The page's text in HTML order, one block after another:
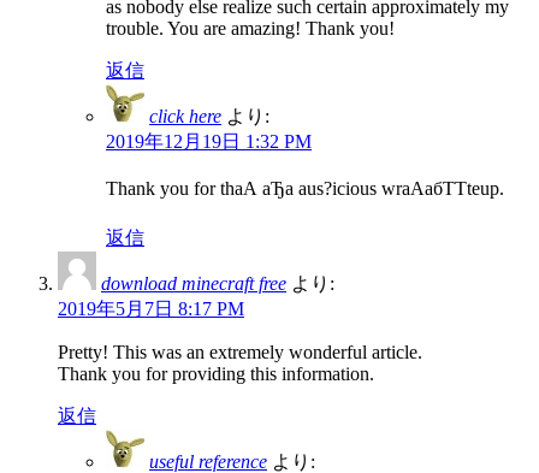
as nobody else realize such certain approximately my
trouble. You are amazing! Thank you!
返信
click here より:
2019年12月19日 1:32 PM
Thank you for thаА аЂа aus?icious wrаАабТТteup.
返信
download minecraft free より:
2019年5月7日 8:17 PM
Pretty! This was an extremely wonderful article.
Thank you for providing this information.
返信
useful reference より: